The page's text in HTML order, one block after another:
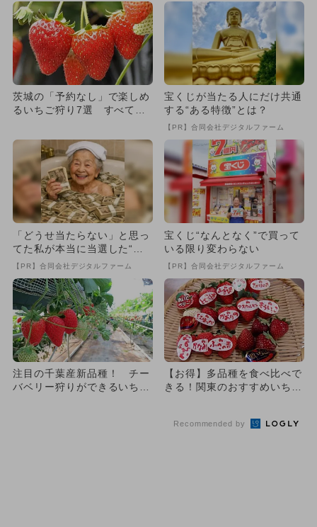
茨城の「予約なし」で楽しめ
るいちご狩り7選 すべて食
宝くじが当たる人にだけ共通
する“ある特徴”とは？
【PR】合同会社デジタルファーム
「どうせ当たらない」と思っ
てた私が本当に当選した“買
い方”がこれ
【PR】合同会社デジタルファーム
宝くじ“なんとなく”で買って
いる限り変わらない
【PR】合同会社デジタルファーム
注目の千葉産新品種！ チー
バベリー狩りができるいちご
【お得】多品種を食べ比べで
きる！関東のおすすめいちご
Recommended by